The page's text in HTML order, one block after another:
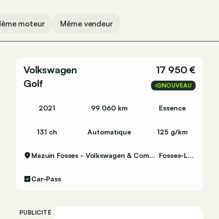
moteur Même vendeur
Volkswagen
Golf
17 950 €
NOUVEAU
2021 99 060 km Essence
131 ch Automatique 125 g/km
Mazuin Fosses - Volkswagen & Commercial Vehicles Fosses-La-Ville
Car-Pass
PUBLICITÉ